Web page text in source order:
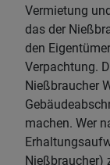
Vermietung
das der
den
Verpachtung.
Nießbraucher
machen. Wer
Nießbraucher)